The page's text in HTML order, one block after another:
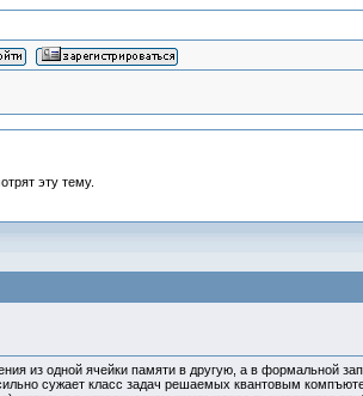
эту тему.
из одной ячейки памяти в другую, а в формальной
сужает класс задач решаемых квантовым